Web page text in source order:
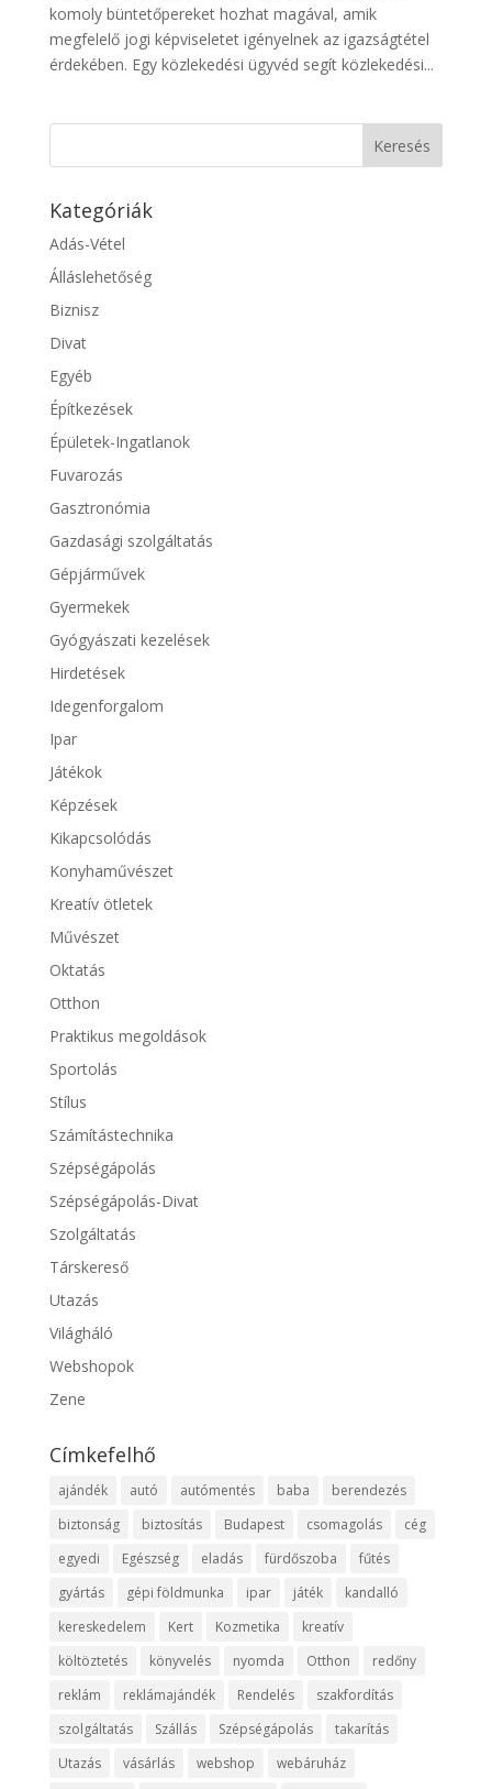
komoly büntetőpereket hozhat magával, amik
megfelelő jogi képviseletet igényelnek az igazságtétel
érdekében. Egy közlekedési ügyvéd segít közlekedési...
Kategóriák
Adás-Vétel
Álláslehetőség
Biznisz
Divat
Egyéb
Építkezések
Épületek-Ingatlanok
Fuvarozás
Gasztronómia
Gazdasági szolgáltatás
Gépjárművek
Gyermekek
Gyógyászati kezelések
Hirdetések
Idegenforgalom
Ipar
Játékok
Képzések
Kikapcsolódás
Konyhaművészet
Kreatív ötletek
Művészet
Oktatás
Otthon
Praktikus megoldások
Sportolás
Stílus
Számítástechnika
Szépségápolás
Szépségápolás-Divat
Szolgáltatás
Társkereső
Utazás
Világháló
Webshopok
Zene
Címkefelhő
ajándék autó autómentés baba
berendezés
biztonság
biztosítás Budapest csomagolás
cég
egyedi
Egészség eladás fürdőszoba
fűtés
gyártás
gépi földmunka ipar játék
kandalló
kereskedelem
Kert Kozmetika
kreatív
költöztetés
könyvelés nyomda Otthon
redőny
reklám
reklámajándék Rendelés
szakfordítás
szolgáltatás
Szállás Szépségápolás
takarítás
Utazás
vásárlás webshop
webáruház